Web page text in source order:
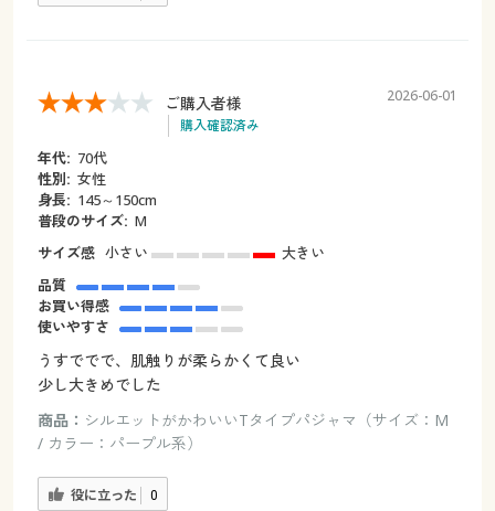
ご購入者様
購入確認済み
2026-06-01
年代: 70代
性別: 女性
身長: 145～150cm
普段のサイズ: M
サイズ感 小さい
大きい
品質
お買い得感
使いやすさ
うすででで、肌触りが柔らかくて良い
少し大きめでした
商品： シルエットがかわいいTタイプパジャマ（サイズ：M
/ カラー：パープル系）
役に立った 0